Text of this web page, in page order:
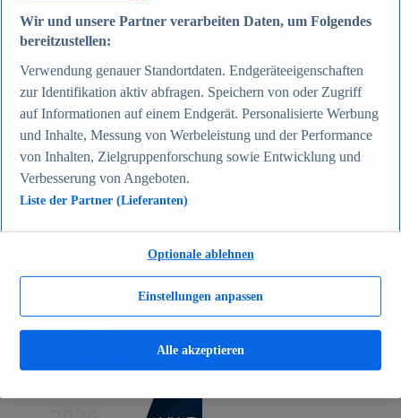
Zum Report
Gesellschaft
Beliebte Statistiken
Bevölkerung Deutschlands nach relevanten
Altersgruppen 2024
Die reichsten Menschen der Welt 2026
Empfänger von Arbeitslosengeld II / Sozialgeld /
Bürgergeld in Deutschland 2005-2025
Demografie: Altersstruktur in Deutschland 2024
Demografischer Wandel - Daten & Fakten
Jugendkriminalität in Deutschland - Daten & Fakten
Top Report
Wir und unsere Partner verarbeiten Daten, um Folgendes
bereitzustellen:
Verwendung genauer Standortdaten. Endgeräteeigenschaften
zur Identifikation aktiv abfragen. Speichern von oder Zugriff
auf Informationen auf einem Endgerät. Personalisierte Werbung
und Inhalte, Messung von Werbeleistung und der Performance
von Inhalten, Zielgruppenforschung sowie Entwicklung und
Verbesserung von Angeboten.
Liste der Partner (Lieferanten)
Einstellungen anpassen
Optionale ablehnen
Alle akzeptieren